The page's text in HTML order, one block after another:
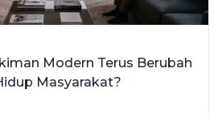
Modern Terus Berubah
Masyarakat?